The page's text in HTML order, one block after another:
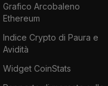
Grafico Arcobaleno
Ethereum
Indice Crypto di Paura e
Avidità
Widget CoinStats